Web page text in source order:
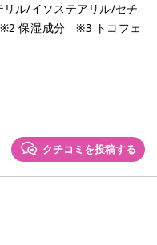
ル/イソステアリル/セチ
保湿成分 ※3 トコフェ
クチコミを投稿する